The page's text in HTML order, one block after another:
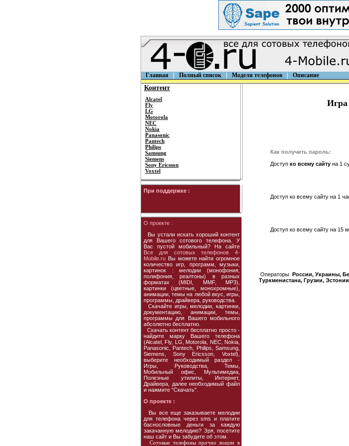
Главная Полный список Модели телефонов Описание
Контент
Alcatel
Fly
LG
Motorola
NEC
Nokia
Panasonic
Pantech
Philips
Samsung
Siemens
Sony Ericsson
Voxtel
При поддержке :
О проекте :
Вы устали искать хороший контент
для Вашего сотового телефона. У
Вас пустой мобильный? На сайте
Все для сотовых телефонов 4-
Mobile.ru Вы можете найти огромное
количество игр, программ, музыки,
картинок : мелодии (монофония,
полифония, реалтоны) в разных
форматах (MIDI, MMF, MP3),
картинки (цветные, монохромные),
анимации, темы на любой вкус, игры,
программы, драйвера, руководства.
Скачайте игры, мелодии, картинки,
документацию, анимации, темы,
программы для Вашего мобильного
абсолютно бесплатно.
Скачать контент бесплатно просто -
найдите марку Вашего телефона
(Alcatel, Fly, LG, Motorola, NEC, Nokia,
Panasonic, Pantech, Philips, Samsung,
Siemens, Sony Ericsson, Voxtel),
выберите необходимый раздел -
Игры, Руководства, Темы,
Мобильный офис, Мультимедиа,
Полезные утилиты, Интернет,
Драйвера, далее необходимый файл
и нажмите "Скачать".
О проекте :
Вы все еще заказываете мелодии
для телефона через sms и платите
баснословные деньги за каждую
закачанную мелодию? Зря, посетите
наш сайт и Вы забудите об этом.
Сотовые телефоны прочно вошли в
Игра
Как получить пароль:
Доступ ко всему сайтуна 1
Доступ ко всему сайту на 1
Доступ ко всему сайту на 15
Операторы России, Украины,
Туркменистана, Грузии,